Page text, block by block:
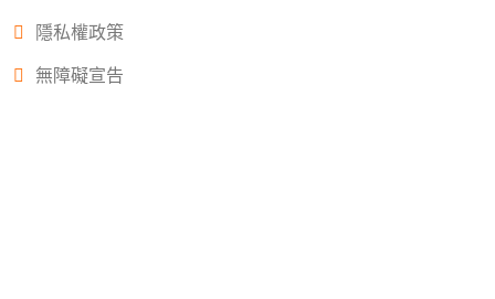
隱私權政策
無障礙宣告